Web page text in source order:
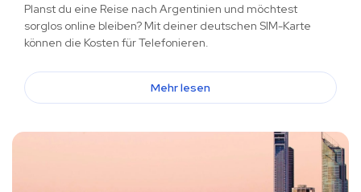
Planst du eine Reise nach Argentinien und möchtest
sorglos online bleiben? Mit deiner deutschen SIM-Karte
können die Kosten für Telefonieren.
Mehr lesen